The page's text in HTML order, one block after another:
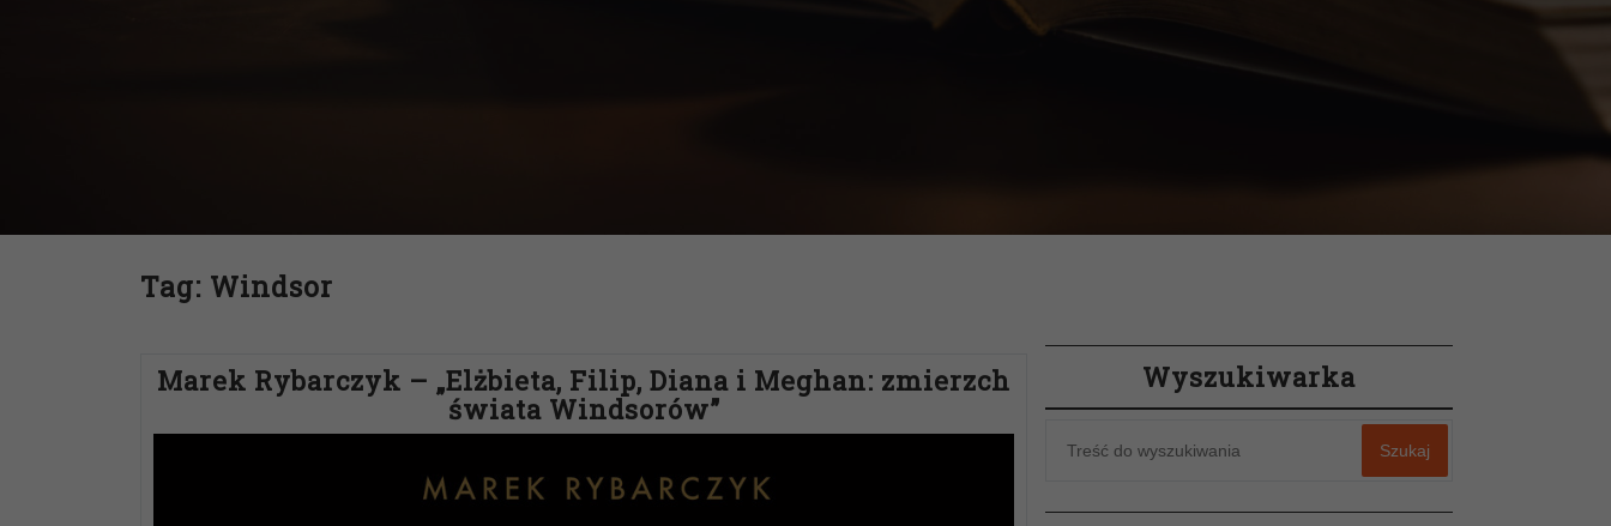
Tag: Windsor
Marek Rybarczyk – „Elżbieta, Filip, Diana i Meghan: zmierzch
świata Windsorów”
Wyszukiwarka
Szukaj